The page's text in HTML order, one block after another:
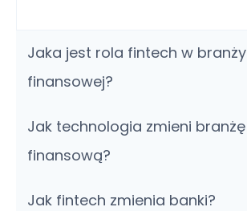
Jaka jest rola fintech w branży
finansowej?
Jak technologia zmieni branżę
finansową?
Jak fintech zmienia banki?